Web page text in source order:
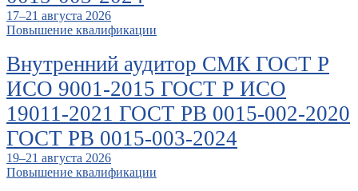
17–21 августа 2026
Повышение квалификации
Внутренний аудитор СМК ГОСТ Р
ИСО 9001-2015 ГОСТ Р ИСО
19011-2021 ГОСТ РВ 0015-002-2020
ГОСТ РВ 0015-003-2024
19–21 августа 2026
Повышение квалификации